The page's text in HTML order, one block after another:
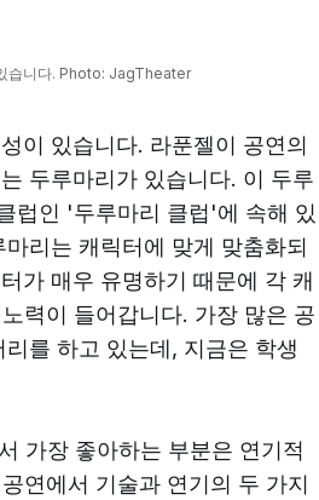
습니다. Photo: JagTheater
이 있습니다. 라푼젤이 공연의
두루마리가 있습니다. 이 두루
럽인 '두루마리 클럽'에 속해 있
리는 캐릭터에 맞게 맞춤화되
가 매우 유명하기 때문에 각 캐
력이 들어갑니다. 가장 많은 공
를 하고 있는데, 지금은 학생
가장 좋아하는 부분은 연기적
연에서 기술과 연기의 두 가지